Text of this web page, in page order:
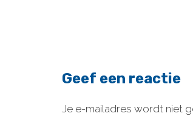
Geef een reactie
Je e-mailadres wordt niet